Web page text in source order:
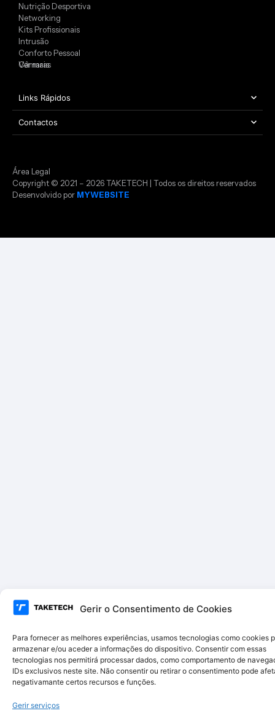
Gerir o Consentimento de Cookies
Para fornecer as melhores experiências, usamos tecnologias como cookies
armazenar e/ou aceder a informações do dispositivo. Consentir com essas
tecnologias nos permitirá processar dados, como comportamento de
IDs exclusivos neste site. Não consentir ou retirar o consentimento pode
negativamante certos recursos e funções.
Gerir serviços
Nutrição Desportiva
Networking
Kits Profissionais
Intrusão
Conforto Pessoal
Câmaras
Ver mais
Links Rápidos
Contactos
Copyright © 2021 – 2026 TAKETECH | Todos os direitos reservados
Desenvolvido por MYWEBSITE
Área Legal